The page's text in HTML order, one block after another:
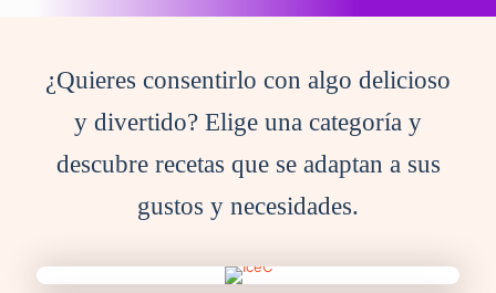
¿Quieres consentirlo con algo delicioso
y divertido? Elige una categoría y
descubre recetas que se adaptan a sus
gustos y necesidades.